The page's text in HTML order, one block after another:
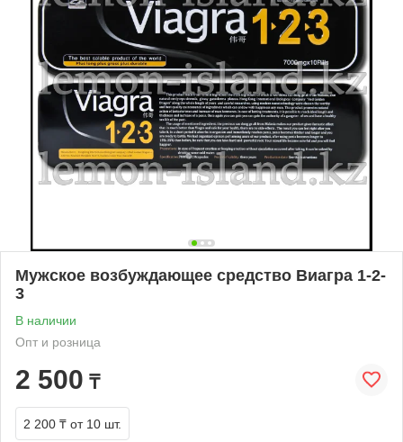
Мужское возбуждающее средство Виагра 1-2-
3
В наличии
Опт и розница
2 500 ₸
2 200 ₸ от 10 шт.